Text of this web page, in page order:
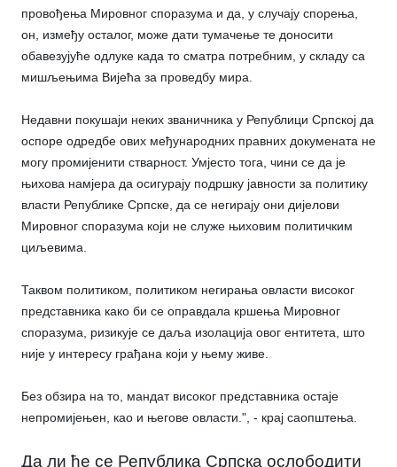
провођења Мировног споразума и да, у случају спорења,
он, између осталог, може дати тумачење те доносити
обавезујуће одлуке када то сматра потребним, у складу са
мишљењима Вијећа за проведбу мира.
Недавни покушаји неких званичника у Републици Српској да
оспоре одредбе ових међународних правних докумената не
могу промијенити стварност. Умјесто тога, чини се да је
њихова намјера да осигурају подршку јавности за политику
власти Републике Српске, да се негирају они дијелови
Мировног споразума који не служе њиховим политичким
циљевима.
Таквом политиком, политиком негирања овласти високог
представника како би се оправдала кршења Мировног
споразума, ризикује се даља изолација овог ентитета, што
није у интересу грађана који у њему живе.
Без обзира на то, мандат високог представника остаје
непромијењен, као и његове овласти.", - крај саопштења.
Да ли ће се Република Српска ослободити